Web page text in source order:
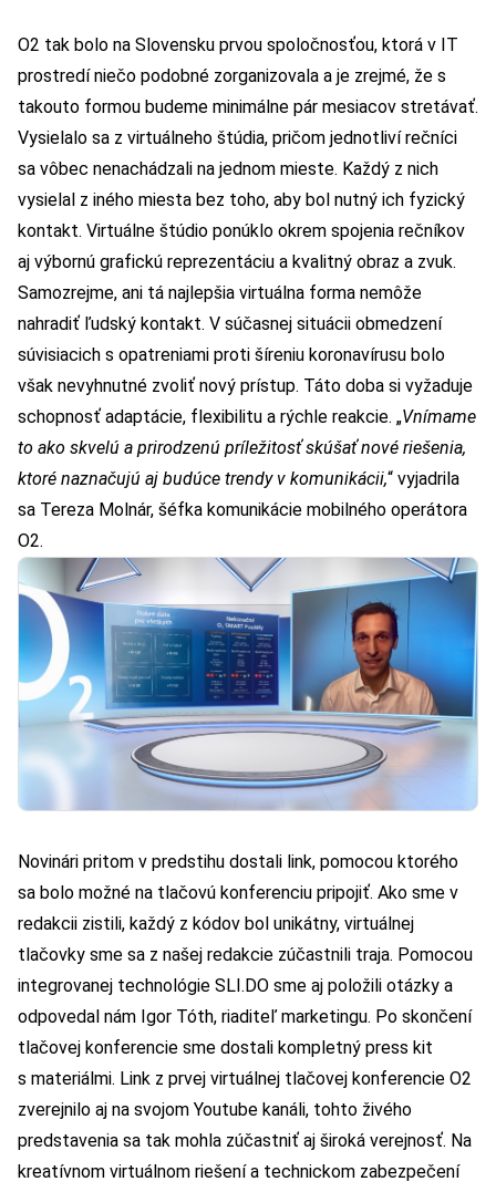
O2 tak bolo na Slovensku prvou spoločnosťou, ktorá v IT
prostredí niečo podobné zorganizovala a je zrejmé, že s
takouto formou budeme minimálne pár mesiacov stretávať.
Vysielalo sa z virtuálneho štúdia, pričom jednotliví rečníci
sa vôbec nenachádzali na jednom mieste. Každý z nich
vysielal z iného miesta bez toho, aby bol nutný ich fyzický
kontakt. Virtuálne štúdio ponúklo okrem spojenia rečníkov
aj výbornú grafickú reprezentáciu a kvalitný obraz a zvuk.
Samozrejme, ani tá najlepšia virtuálna forma nemôže
nahradiť ľudský kontakt. V súčasnej situácii obmedzení
súvisiacich s opatreniami proti šíreniu koronavírusu bolo
však nevyhnutné zvoliť nový prístup. Táto doba si vyžaduje
schopnosť adaptácie, flexibilitu a rýchle reakcie. „Vnímame
to ako skvelú a prirodzenú príležitosť skúšať nové riešenia,
ktoré naznačujú aj budúce trendy v komunikácii,“ vyjadrila
sa Tereza Molnár, šéfka komunikácie mobilného operátora
O2.
Novinári pritom v predstihu dostali link, pomocou ktorého
sa bolo možné na tlačovú konferenciu pripojiť. Ako sme v
redakcii zistili, každý z kódov bol unikátny, virtuálnej
tlačovky sme sa z našej redakcie zúčastnili traja. Pomocou
integrovanej technológie SLI.DO sme aj položili otázky a
odpovedal nám Igor Tóth, riaditeľ marketingu. Po skončení
tlačovej konferencie sme dostali kompletný press kit
s materiálmi. Link z prvej virtuálnej tlačovej konferencie O2
zverejnilo aj na svojom Youtube kanáli, tohto živého
predstavenia sa tak mohla zúčastniť aj široká verejnosť. Na
kreatívnom virtuálnom riešení a technickom zabezpečení